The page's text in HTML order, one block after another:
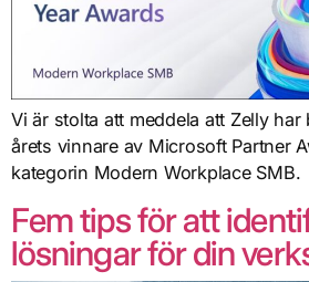
Vi är stolta att meddela att Zelly
årets vinnare av Microsoft Partner
kategorin Modern Workplace SMB.
Fem tips för att
lösningar för din